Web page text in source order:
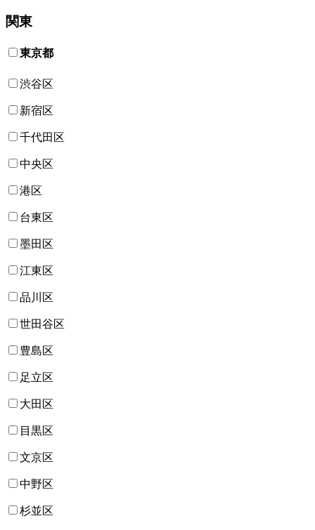
関東
東京都
渋谷区
新宿区
千代田区
中央区
港区
台東区
墨田区
江東区
品川区
世田谷区
豊島区
足立区
大田区
目黒区
文京区
中野区
杉並区